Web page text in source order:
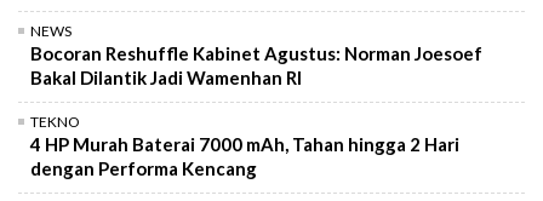
NEWS
Bocoran Reshuffle Kabinet Agustus: Norman Joesoef
Bakal Dilantik Jadi Wamenhan RI
TEKNO
4 HP Murah Baterai 7000 mAh, Tahan hingga 2 Hari
dengan Performa Kencang